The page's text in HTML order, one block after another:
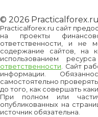
© 2026 Practicalforex.ru
Practicalforex.ru сайт
на проекты
ответственности, и не
содержание сайтов, на
использованием
ответственности. Сайт
информации.
самостоятельно
до того, как совершать
При полном или
опубликованных на
источник обязательна.